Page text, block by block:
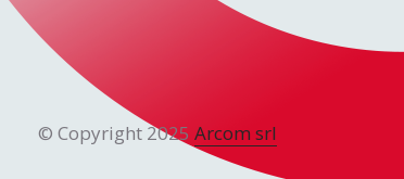
© Copyright 2025 Arcom srl